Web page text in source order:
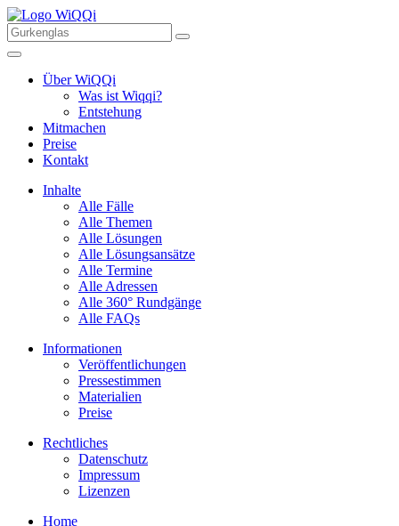
Über WiQQi
Was ist Wiqqi?
Entstehung
Mitmachen
Preise
Kontakt
Inhalte
Alle Fälle
Alle Themen
Alle Lösungen
Alle Lösungsansätze
Alle Termine
Alle Adressen
Alle 360° Rundgänge
Alle FAQs
Informationen
Veröffentlichungen
Pressestimmen
Materialien
Preise
Rechtliches
Datenschutz
Impressum
Lizenzen
Home